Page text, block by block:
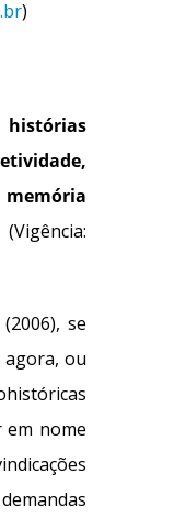
)
histórias
(Vigência:
se
agora, ou
em nome